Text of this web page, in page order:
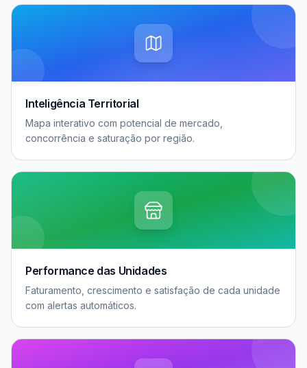
Inteligência Territorial
Mapa interativo com potencial de mercado,
concorrência e saturação por região.
Performance das Unidades
Faturamento, crescimento e satisfação de cada unidade
com alertas automáticos.